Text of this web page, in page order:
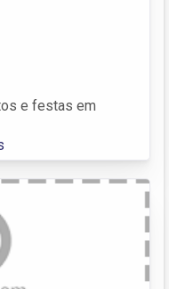
e festas em